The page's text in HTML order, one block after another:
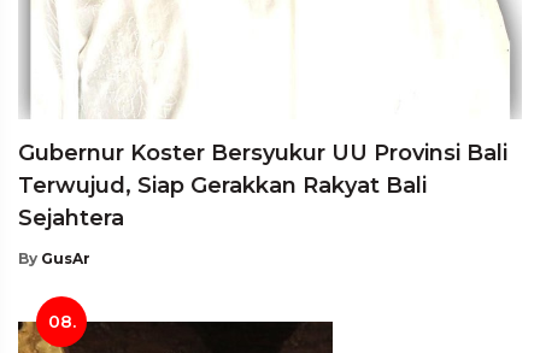
Gubernur Koster Bersyukur UU Provinsi Bali
Terwujud, Siap Gerakkan Rakyat Bali
Sejahtera
By GusAr
08.